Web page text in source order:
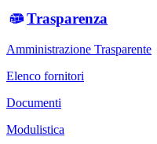
Trasparenza
Amministrazione Trasparente
Elenco fornitori
Documenti
Modulistica